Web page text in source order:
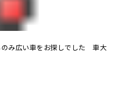
のみ広い車をお探しでした 車大